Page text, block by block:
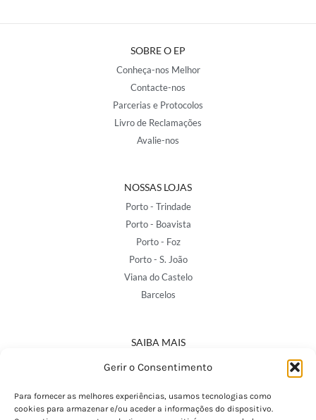
Gerir o Consentimento
Para fornecer as melhores experiências, usamos tecnologias como
cookies para armazenar e/ou aceder a informações do dispositivo.
SOBRE O EP
Conheça-nos Melhor
Contacte-nos
Parcerias e Protocolos
Livro de Reclamações
Avalie-nos
NOSSAS LOJAS
Porto - Trindade
Porto - Boavista
Porto - Foz
Porto - S. João
Viana do Castelo
Barcelos
SAIBA MAIS
Política de Privacidade
Termos e Condições
Perguntas Frequentes